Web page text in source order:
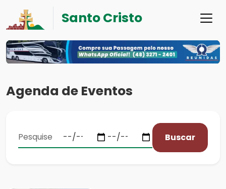
Santo Cristo
Agenda de Eventos
Buscar